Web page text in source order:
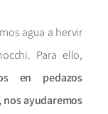
agua a hervir
Para ello,
en pedazos
nos ayudaremos